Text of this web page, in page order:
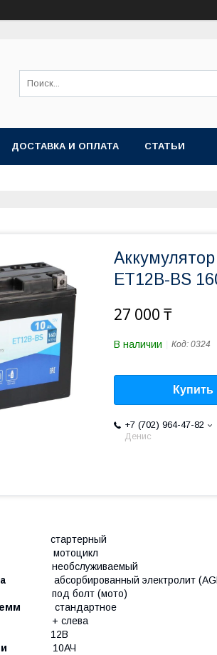
ДОСТАВКА И ОПЛАТА СТАТЬИ
ET12B-BS
27 000 ₸
В наличии Код: 0324
Купить
+7 (702) 964-47-82
Денис
необслуживаемый
абсорбированный электролит
болт (мото)
стандартное
слева
10АЧ